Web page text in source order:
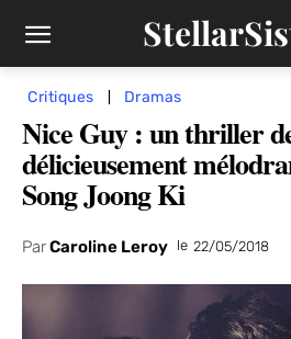
Critiques Dramas
Nice Guy : un thriller
délicieusement
Song Joong Ki
ParCaroline Leroy le 22/05/2018